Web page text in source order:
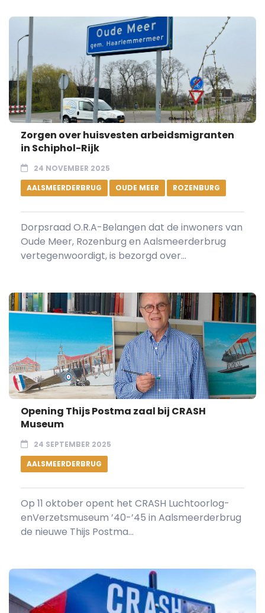
Zorgen over huisvesten arbeidsmigranten
in Schiphol-Rijk
24 NOVEMBER 2025
AALSMEERDERBRUG
OUDE MEER ROZENBURG
Dorpsraad O.R.A-Belangen dat de inwoners van
Oude Meer, Rozenburg en Aalsmeerderbrug
vertegenwoordigt, is bezorgd over...
Opening Thijs Postma zaal bij CRASH
Museum
24 SEPTEMBER 2025
AALSMEERDERBRUG
Op 11 oktober opent het CRASH Luchtoorlog-
enVerzetsmuseum ’40-’45 in Aalsmeerderbrug
de nieuwe Thijs Postma...